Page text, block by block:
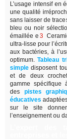
L’usage intensif en
une qualité
sans laisser de
bleu ou noir
émaillée e 3
ultra-lisse pour
aux bactéries, à
optimum. Tableau
simple disposent
et de deux
gamme spécifique
des
pistes
éducatives
sur le site
l’enseignement ou